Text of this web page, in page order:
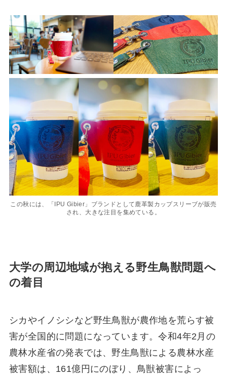
この秋には、「IPU Gibier」ブランドとして⿅⾰製カップスリーブが販売
され、⼤きな注⽬を集めている。
⼤学の周辺地域が抱える野⽣⿃獣問題へ
の着⽬
シカやイノシシなど野⽣⿃獣が農作地を荒らす被
害が全国的に問題になっています。令和4年2⽉の
農林⽔産省の発表では、野⽣⿃獣による農林⽔産
被害額は、161億円にのぼり、⿃獣被害によっ